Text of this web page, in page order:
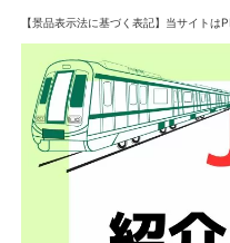
【景品表示法に基づく表記】 当サイトは